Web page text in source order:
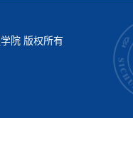
院 版权所有